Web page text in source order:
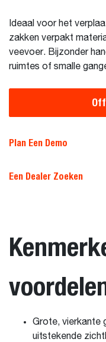
Ideaal voor het
zakken verpakt
veevoer. Bijzonder
ruimtes of smalle
Plan Een Demo
Een Dealer Zoeken
Grote, vierkante
uitstekende